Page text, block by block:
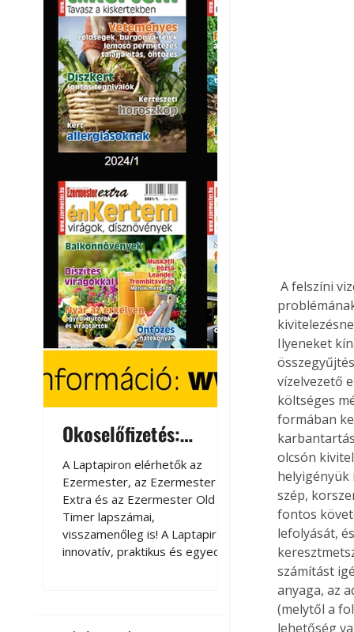
Okoselőfizetés:
Ezermester Extra
A Laptapiron elérhetők az
Ezermester, az Ezermester
Extra és az Ezermester Old
Timer lapszámai,
visszamenőleg is! A Laptapir új,
innovatív, praktikus és egyedi
Okoselőfizetés
A Laptapiron
Ezermester, az
Extra és az
Timer lapszámai,
visszamenőleg is! A
innovatív, praktikus
megoldás a
magazinok digitális
számítógépen,
vagy táblagépen.
A felszíni vizek alatt a burkolt felületekre hullott csapadékvizet értjük. Ennek a
Ilyeneket
vízelvezető
költséges
formában
olcsón
helyigényük
szép,
fontos
lefolyását,
számítást
anyaga, az
(melytől a
lehetőség